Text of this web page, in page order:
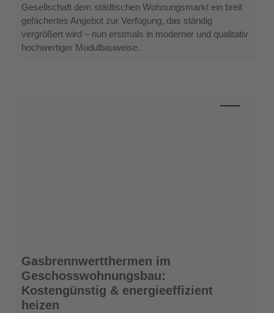
Gesellschaft dem städtischen Wohnungsmarkt ein breit
gefächertes Angebot zur Verfügung, das ständig
vergrößert wird – nun erstmals in moderner und qualitativ
hochwertiger Modulbauweise.
Gasbrennwertthermen
im
Geschosswohnungsbau:
Kostengünstig
Gasbrennwertthermen im
Geschosswohnungsbau:
Kostengünstig & energieeffizient
heizen